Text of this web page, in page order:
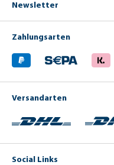
Newsletter
Zahlungsarten
Versandarten
Social Links